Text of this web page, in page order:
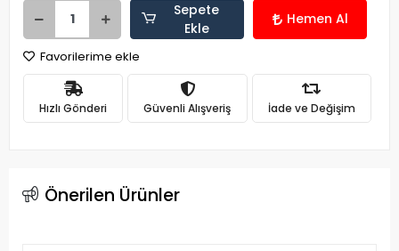
Sepete
Ekle
Hemen Al
Favorilerime ekle
Hızlı Gönderi Güvenli Alışveriş İade ve Değişim
Önerilen Ürünler